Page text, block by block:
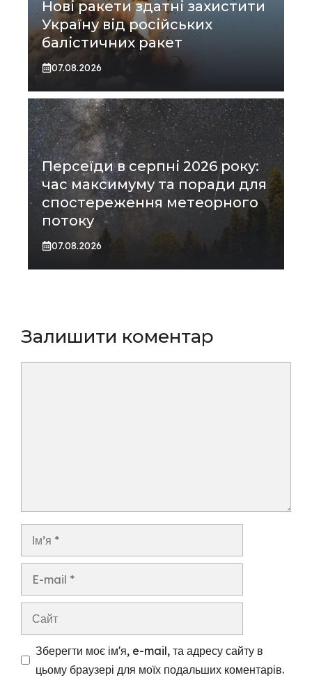
Нові ракети здатні захистити
Україну від російських
балістичних ракет
07.08.2026
Персеїди в серпні 2026 року:
час максимуму та поради для
спостереження метеорного
потоку
07.08.2026
Залишити коментар
Зберегти моє ім'я, e-mail, та адресу сайту в
цьому браузері для моїх подальших коментарів.